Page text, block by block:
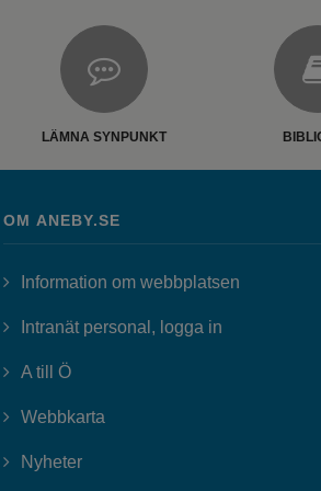
LÄMNA SYNPUNKT
OM ANEBY.SE
Information om webbplatsen
Intranät personal, logga in Länk till
A till Ö
Webbkarta
Nyheter